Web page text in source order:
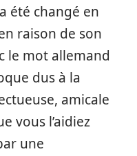
été changé en
raison de son
le mot allemand
dus à la
amicale
vous l’aidiez
une